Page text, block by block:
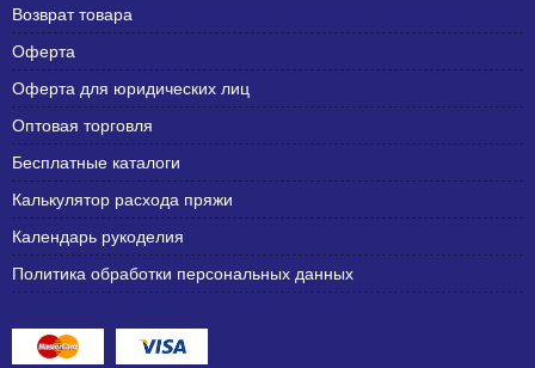
Возврат товара
Оферта
Оферта для юридических лиц
Оптовая торговля
Бесплатные каталоги
Калькулятор расхода пряжи
Календарь рукоделия
Политика обработки персональных данных